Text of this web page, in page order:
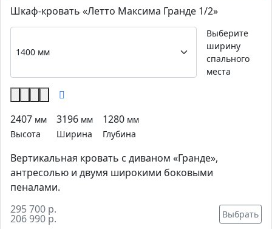
Шкаф-кровать «Летто Максима Гранде 1/2»
Выберите
ширину
спального
места
2407 мм
Высота
3196 мм
Ширина
1280 мм
Глубина
Вертикальная кровать с диваном «Гранде»,
антресолью и двумя широкими боковыми
пеналами.
295 700 р.
206 990 р. Выбрать